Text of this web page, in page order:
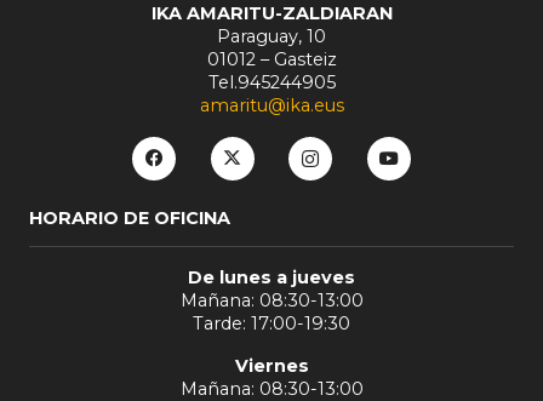
IKA AMARITU-ZALDIARAN
Paraguay, 10
01012 – Gasteiz
Tel.945244905
amaritu@ika.eus
HORARIO DE OFICINA
De lunes a jueves
Mañana: 08:30-13:00
Tarde: 17:00-19:30
Viernes
Mañana: 08:30-13:00